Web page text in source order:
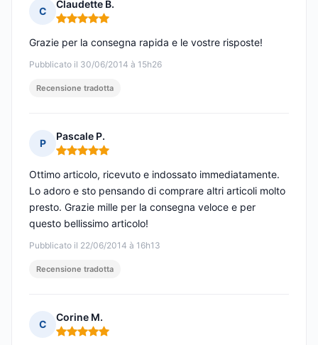
C
Claudette B.
Nota: 5 su 5
Pubblicato il 30/06/2014 à 15h26
Grazie per la consegna rapida e le vostre risposte!
Recensione tradotta
P
Pascale P.
Nota: 5 su 5
Pubblicato il 22/06/2014 à 16h13
Ottimo articolo, ricevuto e indossato immediatamente.
Lo adoro e sto pensando di comprare altri articoli molto
presto. Grazie mille per la consegna veloce e per
questo bellissimo articolo!
Recensione tradotta
C
Corine M.
Nota: 5 su 5